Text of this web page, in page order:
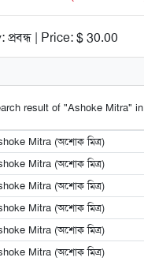
| Price: $ 30.00
result of "Ashoke Mitra" in
Mitra (অশোক মিত্র)
Mitra (অশোক মিত্র)
Mitra (অশোক মিত্র)
Mitra (অশোক মিত্র)
Mitra (অশোক মিত্র)
Mitra (অশোক মিত্র)